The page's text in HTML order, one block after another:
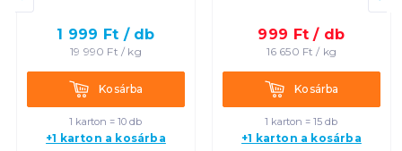
1 999 Ft / db
19 990 Ft / kg
KosárbaKosárba
1 karton = 10 db
+1 karton a kosárba
999 Ft / db
16 650 Ft / kg
KosárbaKosárba
1 karton = 15 db
+1 karton a kosárba